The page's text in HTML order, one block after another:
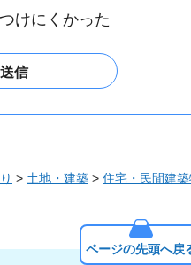
けにくかった
> 土地・建築 > 住宅・民間建
ページの先頭へ戻